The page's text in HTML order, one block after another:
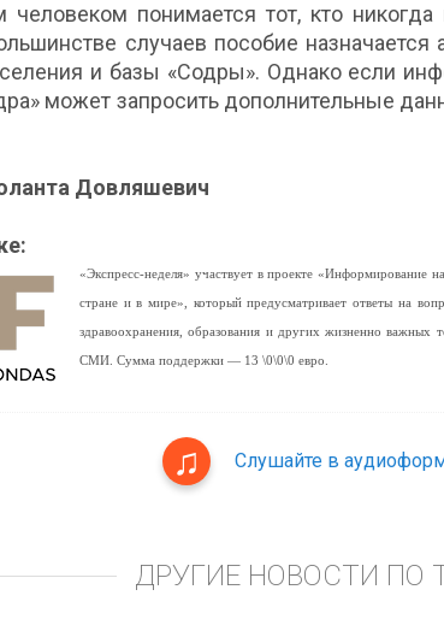
человеком понимается тот, кто
случаев пособие
и базы «Содры». Однако если
может запросить дополнительные
Довляшевич
«Экспресс-неделя» участвует в проекте
стране и в мире», который предусматривает ответы на
здравоохранения, образования и других жизненно
СМИ. Сумма поддержки — 13 \0\0\0 евро.
Слушайте в
ДРУГИЕ НОВОСТИ ПО